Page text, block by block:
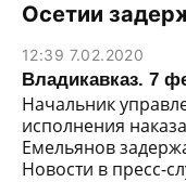
Осетии
12:39 7.02.2020
Владикавказ. 7
Начальник
исполнения
Емельянов
Новости в пресс-